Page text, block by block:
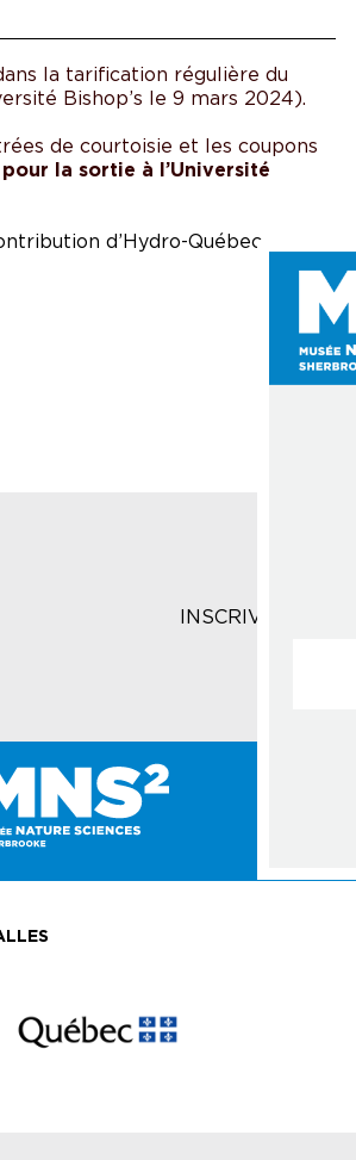
la tarification régulière du
Bishop’s le 9 mars 2024).
de courtoisie et les coupons
la sortie à l’Université
d’ Hydro-Québec
INSCRIVEZ-